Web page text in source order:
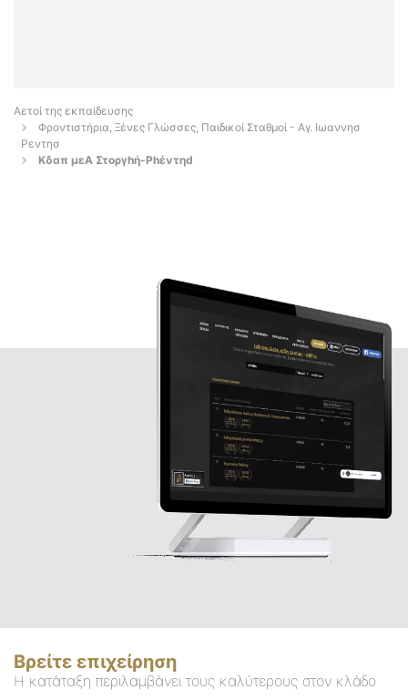
Αετοί της εκπαίδευσης
Φροντιστήρια, Ξένες Γλώσσες, Παιδικοί Σταθμοί - Αγ. Ιωαννησ
Ρεντησ
Κδαπ μεΑ Στοργhή-Ρhέντηd
Βρείτε επιχείρηση
Η κατάταξη περιλαμβάνει τους καλύτερους στον κλάδο